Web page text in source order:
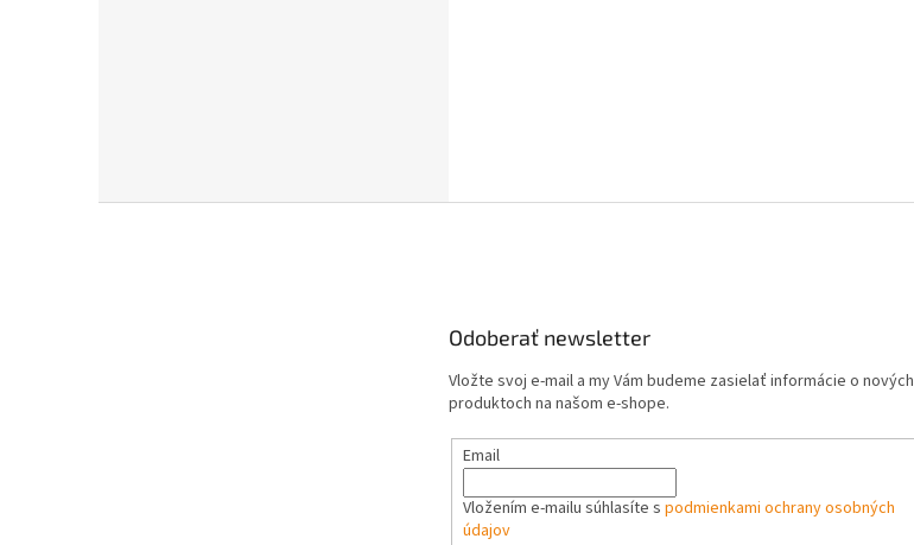
Odoberať newsletter
Vložte svoj e-mail a my Vám budeme zasielať informácie o nových
produktoch na našom e-shope.
Email
Vložením e-mailu súhlasíte s podmienkami ochrany osobných
údajov